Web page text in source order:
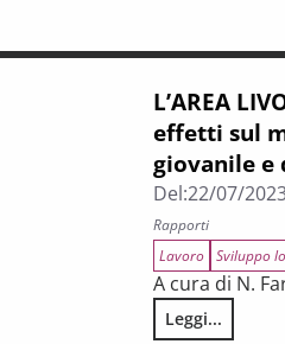
L’AREA
effetti sul
giovanile e
Del:22/07/
Rapporti
Lavoro Sviluppo
A cura di N.
Leggi...
L’AREA